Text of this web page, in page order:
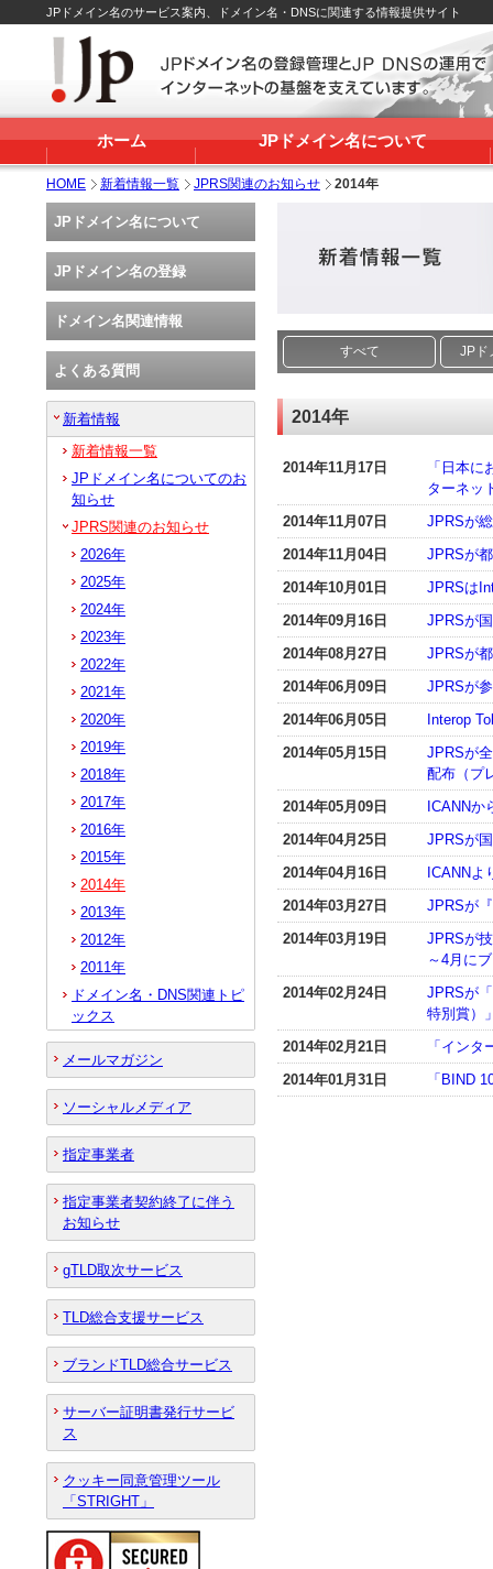
JPドメイン名のサービス案内、ドメイン名・DNSに関連する情報提供サイト
ホーム JPドメイン名について
HOME 新着情報一覧 JPRS関連のお知らせ 2014年
すべて JPド
2014年
2014年11月17日
「日本
ターネッ
2014年11月07日
JPRSが
2014年11月04日
JPRSが
2014年10月01日
JPRSは
2014年09月16日
JPRSが
2014年08月27日
JPRSが
2014年06月09日
JPRSが
2014年06月05日
Interop
2014年05月15日
JPRSが
配布（プ
2014年05月09日
ICANN
2014年04月25日
JPRSが
2014年04月16日
ICANNよ
2014年03月27日
JPRSが
2014年03月19日
JPRSが
～4月に
2014年02月24日
JPRSが
特別賞）
2014年02月21日
「イン
2014年01月31日
「BIND
JPドメイン名について
JPドメイン名の登録
ドメイン名関連情報
よくある質問
新着情報
新着情報一覧
JPドメイン名についてのお
知らせ
JPRS関連のお知らせ
2026年
2025年
2024年
2023年
2022年
2021年
2020年
2019年
2018年
2017年
2016年
2015年
2014年
2013年
2012年
2011年
ドメイン名・DNS関連トピ
ックス
メールマガジン
ソーシャルメディア
指定事業者
指定事業者契約終了に伴う
お知らせ
gTLD取次サービス
TLD総合支援サービス
ブランドTLD総合サービス
サーバー証明書発行サービ
ス
クッキー同意管理ツール
「STRIGHT」